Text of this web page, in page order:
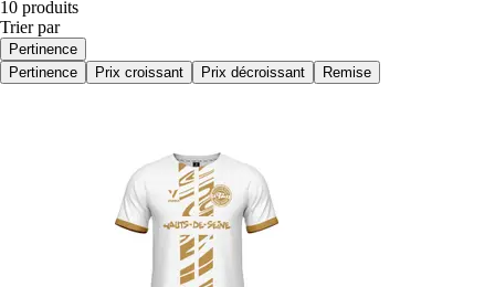
10 produits
Trier par
Pertinence
Pertinence
Prix croissant Prix décroissant Remise